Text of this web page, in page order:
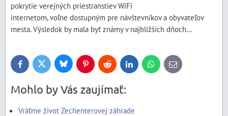
pokrytie verejných priestranstiev WiFi
internetom, voľne dostupným pre návštevníkov a obyvateľov
mesta. Výsledok by mala byť známy v najbližších dňoch...
FacebookTwitter BlueskyPinterestReddit LinkedInWhatsApp
E-
mail
Mohlo by Vás zaujímať:
Vráťme život Zechenterovej záhrade